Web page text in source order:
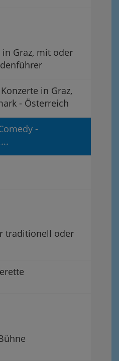
Graz, mit oder
in Graz,
- Österreich
-
traditionell oder